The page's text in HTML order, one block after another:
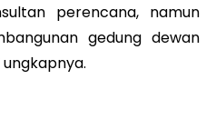
perencana, namun
gedung dewan